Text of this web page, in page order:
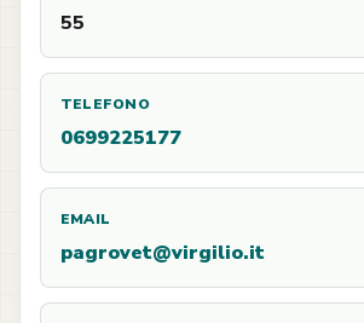
55
TELEFONO
0699225177
EMAIL
pagrovet@virgilio.it